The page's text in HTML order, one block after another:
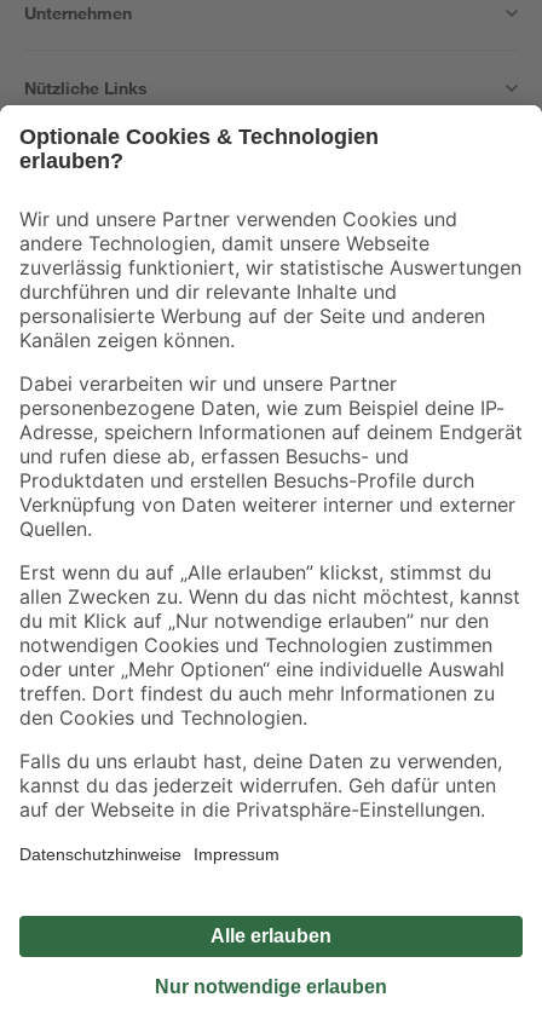
Unternehmen
Nützliche Links
Der toom Newsletter: Keine Angebote und Aktionen mehr verpassen!
Zur Newsletter Anmeldung
Folge uns
Zahlungsarten Versandarten
Sicher einkaufen
Jetzt die toom-App herunterladen
Alle Preisangaben in EUR inkl. gesetzl. MwSt.. Die dargestellten Angebote sind unter
Umständen nicht in allen Märkten verfügbar. Die angegebenen Verfügbarkeiten beziehen
Produkte nur solange der Vorrat reicht.
*Paketversand ab 59 € versandkostenfrei, gilt nicht für Artikel mit Speditionsversand, hier
Privatsphäre Impressum
Nutzungsbedingungen
Widerrufsrecht
Vertrag widerrufen